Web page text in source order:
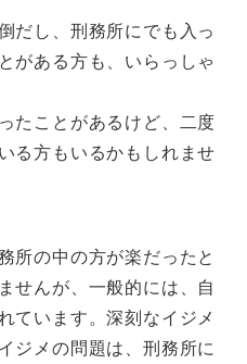
だし、刑務所にでも入っ
がある方も、いらっしゃ
たことがあるけど、二度
る方もいるかもしれませ
所の中の方が楽だったと
せんが、一般的には、自
ています。深刻なイジメ
ジメの問題は、刑務所に